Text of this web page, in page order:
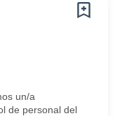
un/a
de personal del